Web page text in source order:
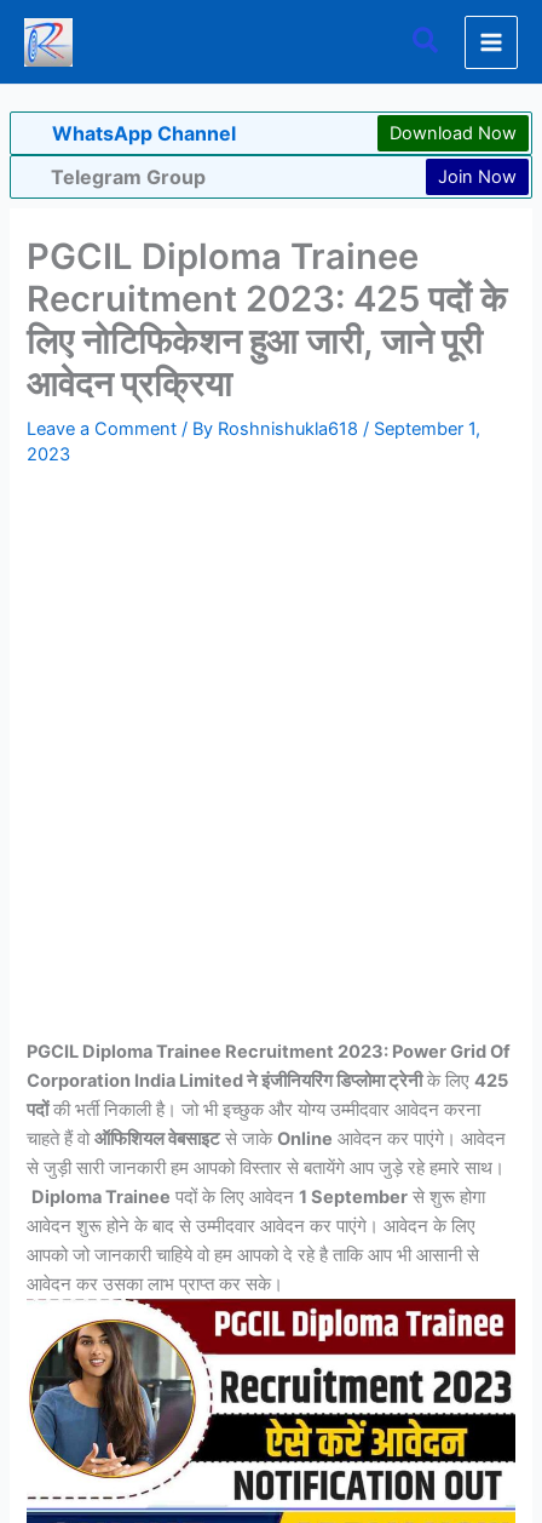
Skip
content
Search
WhatsApp Channel Download Now
Telegram Group Join Now
PGCIL Diploma Trainee
Recruitment 2023: 425 पदों के
लिए नोटिफिकेशन हुआ जारी, जाने पूरी
आवेदन प्रक्रिया
Leave a Comment / By Roshnishukla618/ September 1,
2023
PGCIL Diploma Trainee Recruitment 2023: Power Grid Of
Corporation India Limited ने इंजीनियरिंग डिप्लोमा ट्रेनीके लिए425
पदोंकी भर्ती निकाली है। जो भी इच्छुक और योग्य उम्मीदवार आवेदन करना
चाहते हैं वोऑफिशियल वेबसाइटसे जाकेOnline आवेदन कर पाएंगे। आवेदन
से जुड़ी सारी जानकारी हम आपको विस्तार से बतायेंगे आप जुड़े रहे हमारे साथ।
Diploma Trainee पदों के लिए आवेदन1 September से शुरू होगा
आवेदन शुरू होने के बाद से उम्मीदवार आवेदन कर पाएंगे। आवेदन के लिए
आपको जो जानकारी चाहिये वो हम आपको दे रहे है ताकि आप भी आसानी से
आवेदन कर उसका लाभ प्राप्त कर सके।